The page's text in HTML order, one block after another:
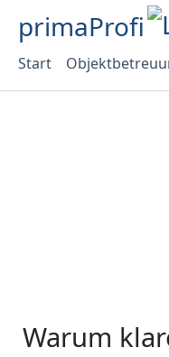
primaProfi
Start
Warum